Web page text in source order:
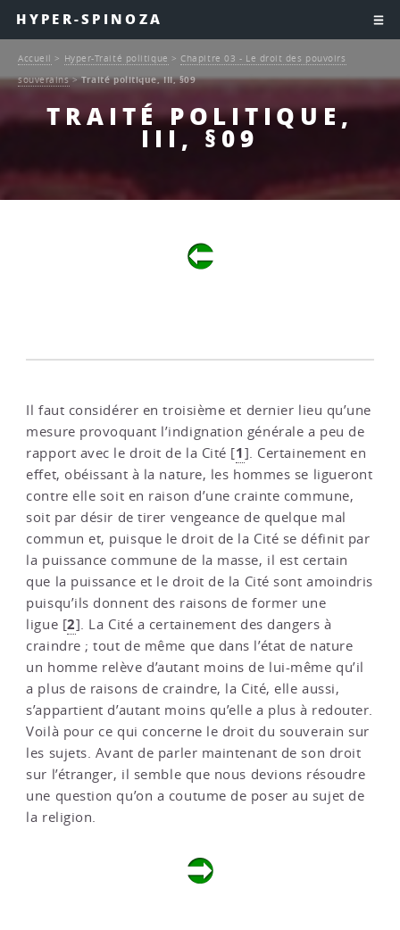
HYPER-SPINOZA
TRAITÉ POLITIQUE,
III, §09
Accueil > Hyper-Traité politique > Chapitre 03 - Le droit des pouvoirs
souverains>Traité politique, III, §09
Il faut considérer en troisième et dernier lieu qu’une
mesure provoquant l’indignation générale a peu de
rapport avec le droit de la Cité [1]. Certainement en
effet, obéissant à la nature, les hommes se ligueront
contre elle soit en raison d’une crainte commune,
soit par désir de tirer vengeance de quelque mal
commun et, puisque le droit de la Cité se définit par
la puissance commune de la masse, il est certain
que la puissance et le droit de la Cité sont amoindris
puisqu’ils donnent des raisons de former une
ligue [2]. La Cité a certainement des dangers à
craindre ; tout de même que dans l’état de nature
un homme relève d’autant moins de lui-même qu’il
a plus de raisons de craindre, la Cité, elle aussi,
s’appartient d’autant moins qu’elle a plus à redouter.
Voilà pour ce qui concerne le droit du souverain sur
les sujets. Avant de parler maintenant de son droit
sur l’étranger, il semble que nous devions résoudre
une question qu’on a coutume de poser au sujet de
la religion.